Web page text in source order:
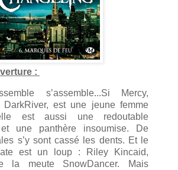
:
s’assemble...Si Mercy,
est une jeune femme
est aussi une redoutable
et une panthère insoumise. De
s’y sont cassé les dents. Et le
est un loup : Riley Kincaid,
la meute SnowDancer. Mais